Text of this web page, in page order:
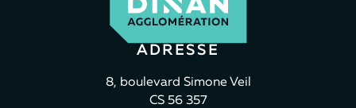
ADRESSE
8, boulevard Simone Veil
CS 56 357